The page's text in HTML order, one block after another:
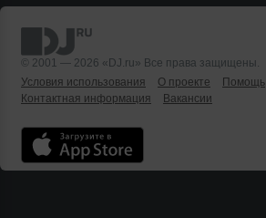
© 2001 — 2026 «DJ.ru» Все права защищены.
Условия использования
О проекте Помощь
Контактная информация
Вакансии